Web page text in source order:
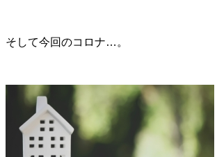
そして今回のコロナ…。